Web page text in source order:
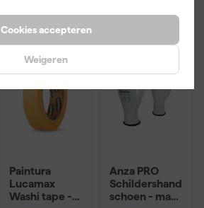
Cookies accepteren
Weigeren
Paintura
Lucamax
Washi tape -
Anza PRO
Schildershand
schoen - maat